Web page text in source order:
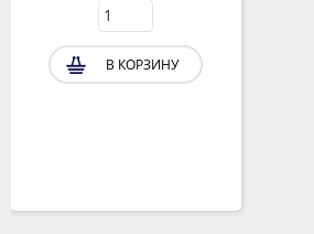
В КОРЗИНУ